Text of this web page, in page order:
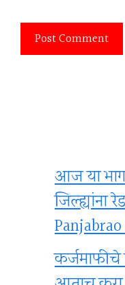
आज या
जिल्ह्यांना